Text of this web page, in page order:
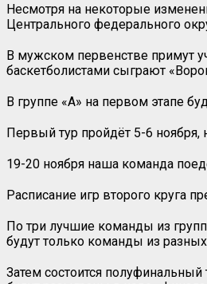
Несмотря на некоторые
Центрального федерального
В мужском первенстве примут
баскетболистами сыграют
В группе «А» на первом этапе
Первый тур пройдёт 5-6 ноября,
19-20 ноября наша команда
Расписание игр второго круга
По три лучшие команды из
будут только команды из разных
Затем состоится